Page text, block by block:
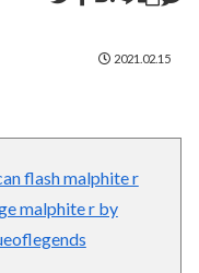
2021.02.15
flash malphite r
malphite r by